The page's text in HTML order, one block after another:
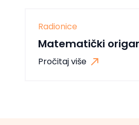
Radionice
Matematički
Pročitaj više